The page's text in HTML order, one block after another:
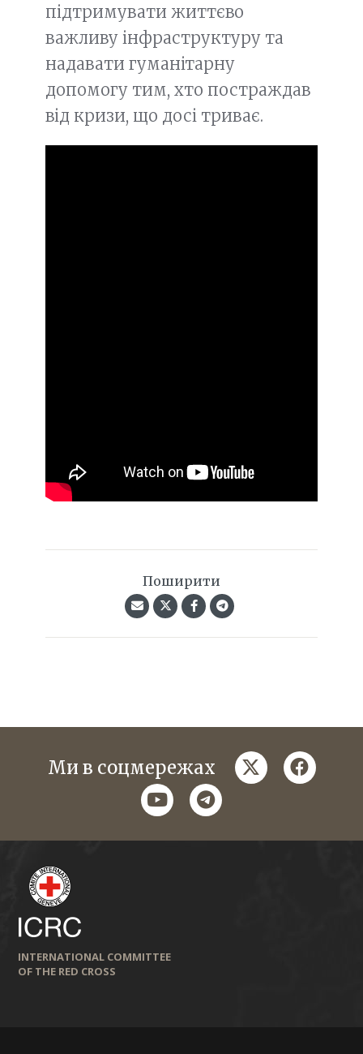
підтримувати життєво
важливу інфраструктуру та
надавати гуманітарну
допомогу тим, хто постраждав
від кризи, що досі триває.
Поширити
Ми в соцмережах twitter
youtubetelegram
INTERNATIONAL COMMITTEE
OF THE RED CROSS